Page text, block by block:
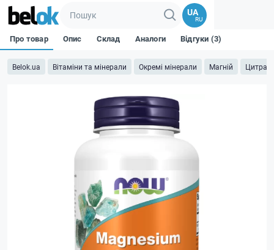
UA
RU
Belok.ua Вітаміни та мінерали Окремі мінерали Магній Цитрат
Про товар Опис Склад Аналоги Відгуки (3)